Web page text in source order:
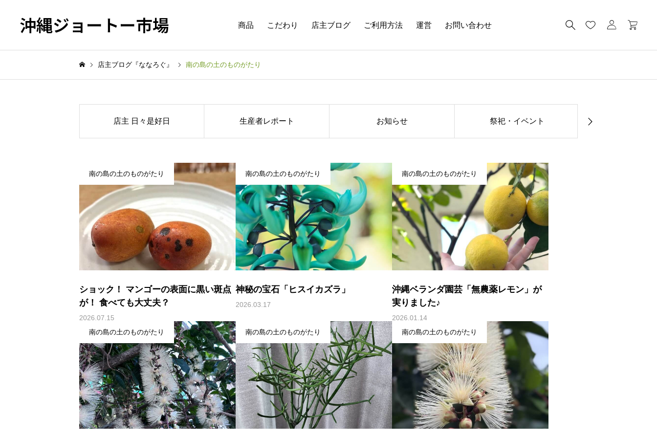
沖縄ジョートー市場 商品 こだわり 店主ブログ ご利用方法 運営 お問い合わせ
店主ブログ『ななろぐ』 南の島の土のものがたり
店主 日々是好日 生産者レポート お知らせ 祭祀・イベント
ショック！ マンゴーの表面に黒い斑点
が！ 食べても大丈夫？
2026.07.15
南の島の土のものがたり
神秘の宝石「ヒスイカズラ」
2026.03.17
南の島の土のものがたり
沖縄ベランダ園芸「無農薬レモン」が
実りました♪
2026.01.14
南の島の土のものがたり
南の島の土のものがたり 南の島の土のものがたり 南の島の土のものがたり